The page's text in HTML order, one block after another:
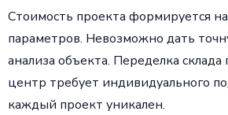
Стоимость проекта формируется
параметров. Невозможно дать
анализа объекта. Переделка склада
центр требует индивидуального
каждый проект уникален.